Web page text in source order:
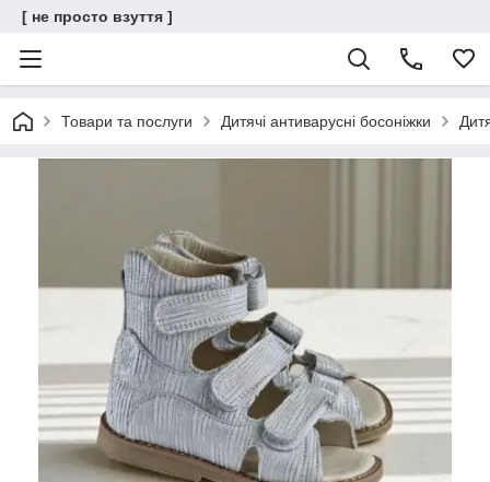
[ не просто взуття ]
Товари та послуги Дитячі антиварусні босоніжки